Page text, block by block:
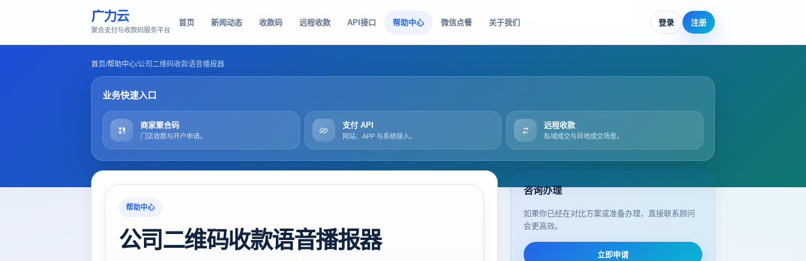
广力云
聚合支付与收款码服务平台
首页 新闻动态 收款码 远程收款 API接口 帮助中心 微信点餐 关于我们 登录 注册
首页/帮助中心/公司二维码收款语音播报器
业务快速入口
商家聚合码
门店收款与开户申请。
支付 API
网站、APP 与系统接入。
远程收款
私域成交与异地成交场景。
帮助中心
公司二维码收款语音播报器
咨询办理
如果你已经在对比方案或准备办理，直接联系顾问
会更高效。
立即申请